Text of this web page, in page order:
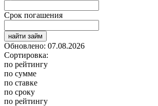
Срок погашения
найти займ
Обновлено: 07.08.2026
Сортировка:
по рейтингу
по сумме
по ставке
по сроку
по рейтингу